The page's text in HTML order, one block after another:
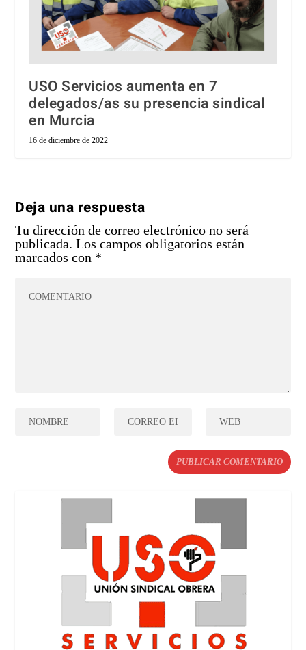
USO Servicios aumenta en 7
delegados/as su presencia sindical
en Murcia
16 de diciembre de 2022
Deja una respuesta
Tu dirección de correo electrónico no será
publicada. Los campos obligatorios están
marcados con *